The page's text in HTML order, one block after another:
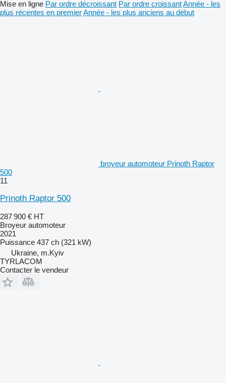
Mise en ligne Par ordre décroissant Par ordre croissantAnnée - les
plus récentes en premierAnnée - les plus anciens au début
broyeur automoteur Prinoth Raptor
500
11
Prinoth Raptor 500
287 900 € HT
Broyeur automoteur
2021
Puissance 437 ch (321 kW)
Ukraine, m.Kyiv
TYRLACOM
Contacter le vendeur